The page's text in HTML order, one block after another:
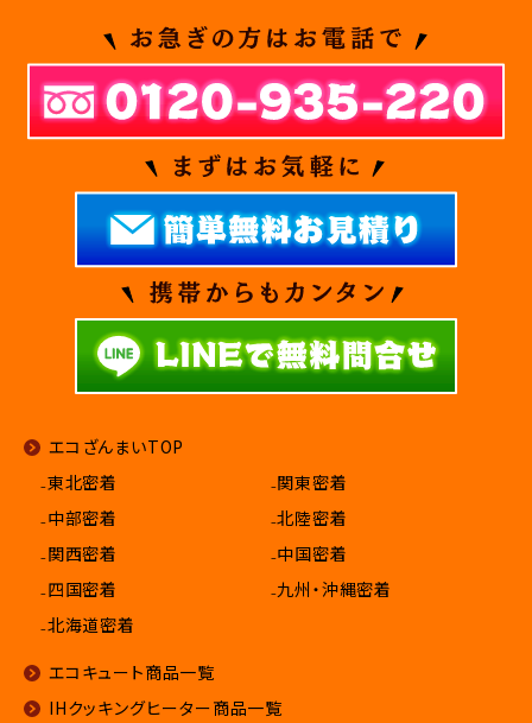
エコざんまいTOP
₋東北密着
₋関東密着
₋中部密着
₋北陸密着
₋関西密着
₋中国密着
₋四国密着
₋九州・沖縄密着
₋北海道密着
エコキュート商品一覧
IHクッキングヒーター商品一覧